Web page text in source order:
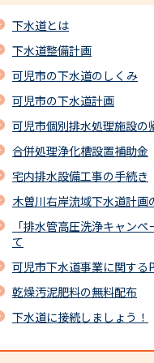
下水道とは
下水道整備計画
可児市の下水道のしくみ
可児市の下水道計画
可児市個別排水処理施設の
合併処理浄化槽設置補助金
宅内排水設備工事の手続き
木曽川右岸流域下水道計画
「排水管高圧洗浄キャン
て
可児市下水道事業に関する
乾燥汚泥肥料の無料配布
下水道に接続しましょう！